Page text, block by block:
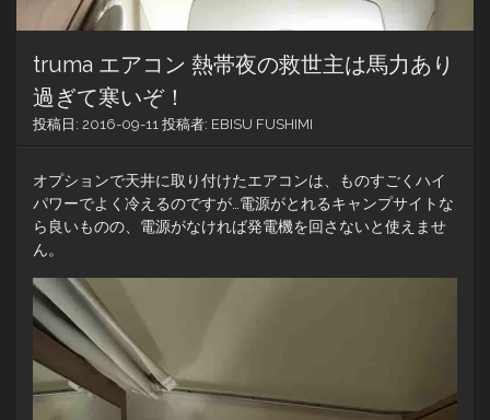
truma エアコン 熱帯夜の救世主は馬力あり
過ぎて寒いぞ！
投稿日: 2016-09-11 投稿者: EBISU FUSHIMI
オプションで天井に取り付けたエアコンは、ものすごくハイ
パワーでよく冷えるのですが…電源がとれるキャンプサイトな
ら良いものの、電源がなければ発電機を回さないと使えませ
ん。